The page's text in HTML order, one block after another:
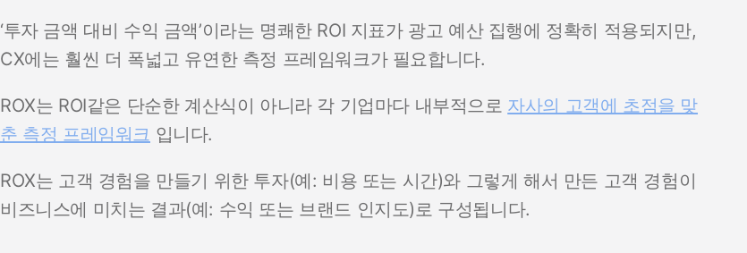
‘투자 금액 대비 수익 금액’이라는 명쾌한 ROI 지표가 광고 예산 집행에 정확히 적용되지만,
CX에는 훨씬 더 폭넓고 유연한 측정 프레임워크가 필요합니다.
ROX는 ROI같은 단순한 계산식이 아니라 각 기업마다 내부적으로 자사의 고객에 초점을 맞
춘 측정 프레임워크 입니다.
ROX는 고객 경험을 만들기 위한 투자(예: 비용 또는 시간)와 그렇게 해서 만든 고객 경험이
비즈니스에 미치는 결과(예: 수익 또는 브랜드 인지도)로 구성됩니다.